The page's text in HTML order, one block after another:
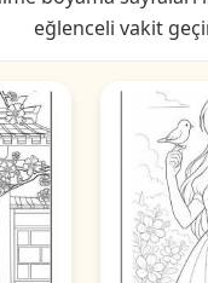
eğlenceli vakit